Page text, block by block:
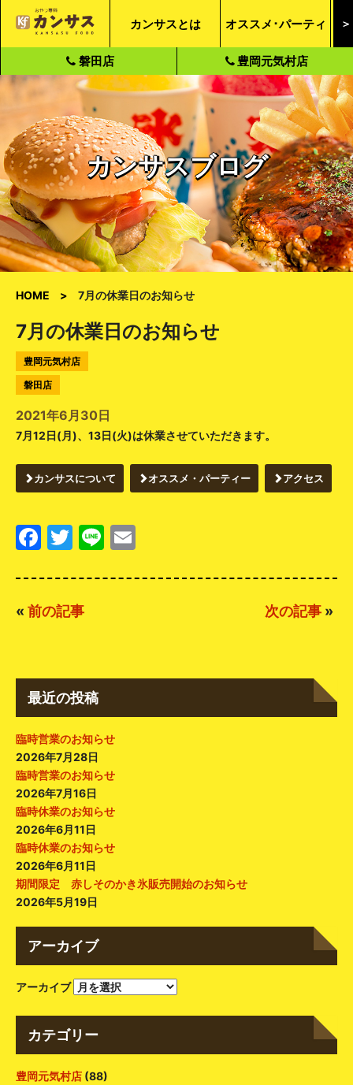
カンサスとは オススメ･パーティ ＞
磐田店 豊岡元気村店
カンサスブログ
HOME 7月の休業日のお知らせ
7月の休業日のお知らせ
豊岡元気村店
磐田店
2021年6月30日
7月12日(月)、13日(火)は休業させていただきます。
カンサスについて オススメ・パーティー アクセス
Facebook
Twitter
Line
« 前の記事 次の記事 »
最近の投稿
臨時営業のお知らせ
2026年7月28日
臨時営業のお知らせ
2026年7月16日
臨時休業のお知らせ
2026年6月11日
臨時休業のお知らせ
2026年6月11日
期間限定 赤しそのかき氷販売開始のお知らせ
2026年5月19日
アーカイブ
アーカイブ
カテゴリー
豊岡元気村店 (88)